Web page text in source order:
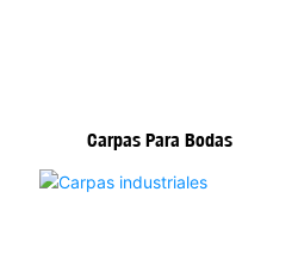
Carpas Para Bodas